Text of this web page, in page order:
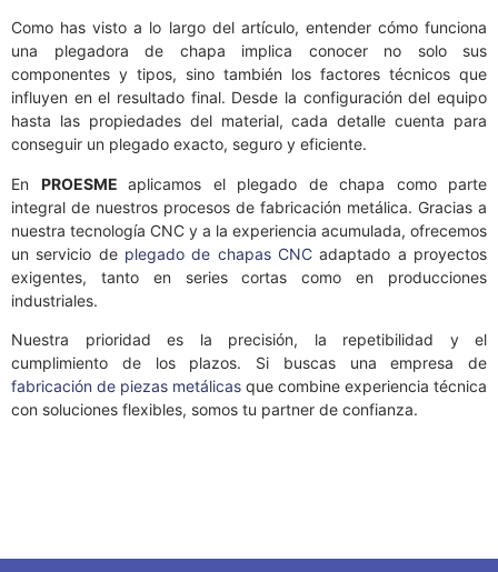
Como has visto a lo largo del artículo, entender cómo funciona
una plegadora de chapa implica conocer no solo sus
componentes y tipos, sino también los factores técnicos que
influyen en el resultado final. Desde la configuración del equipo
hasta las propiedades del material, cada detalle cuenta para
conseguir un plegado exacto, seguro y eficiente.
En PROESME aplicamos el plegado de chapa como parte
integral de nuestros procesos de fabricación metálica. Gracias a
nuestra tecnología CNC y a la experiencia acumulada, ofrecemos
un servicio de plegado de chapas CNC adaptado a proyectos
exigentes, tanto en series cortas como en producciones
industriales.
Nuestra prioridad es la precisión, la repetibilidad y el
cumplimiento de los plazos. Si buscas una empresa de
fabricación de piezas metálicas que combine experiencia técnica
con soluciones flexibles, somos tu partner de confianza.